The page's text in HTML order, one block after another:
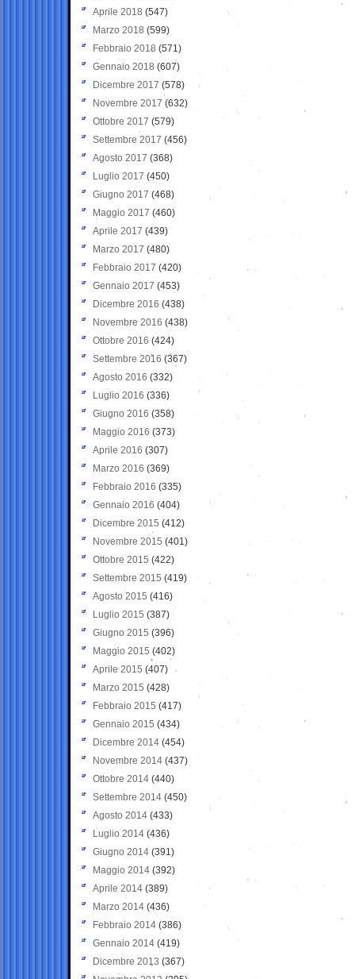
Aprile 2018 (547)
Marzo 2018 (599)
Febbraio 2018 (571)
Gennaio 2018 (607)
Dicembre 2017 (578)
Novembre 2017 (632)
Ottobre 2017 (579)
Settembre 2017 (456)
Agosto 2017 (368)
Luglio 2017 (450)
Giugno 2017 (468)
Maggio 2017 (460)
Aprile 2017 (439)
Marzo 2017 (480)
Febbraio 2017 (420)
Gennaio 2017 (453)
Dicembre 2016 (438)
Novembre 2016 (438)
Ottobre 2016 (424)
Settembre 2016 (367)
Agosto 2016 (332)
Luglio 2016 (336)
Giugno 2016 (358)
Maggio 2016 (373)
Aprile 2016 (307)
Marzo 2016 (369)
Febbraio 2016 (335)
Gennaio 2016 (404)
Dicembre 2015 (412)
Novembre 2015 (401)
Ottobre 2015 (422)
Settembre 2015 (419)
Agosto 2015 (416)
Luglio 2015 (387)
Giugno 2015 (396)
Maggio 2015 (402)
Aprile 2015 (407)
Marzo 2015 (428)
Febbraio 2015 (417)
Gennaio 2015 (434)
Dicembre 2014 (454)
Novembre 2014 (437)
Ottobre 2014 (440)
Settembre 2014 (450)
Agosto 2014 (433)
Luglio 2014 (436)
Giugno 2014 (391)
Maggio 2014 (392)
Aprile 2014 (389)
Marzo 2014 (436)
Febbraio 2014 (386)
Gennaio 2014 (419)
Dicembre 2013 (367)